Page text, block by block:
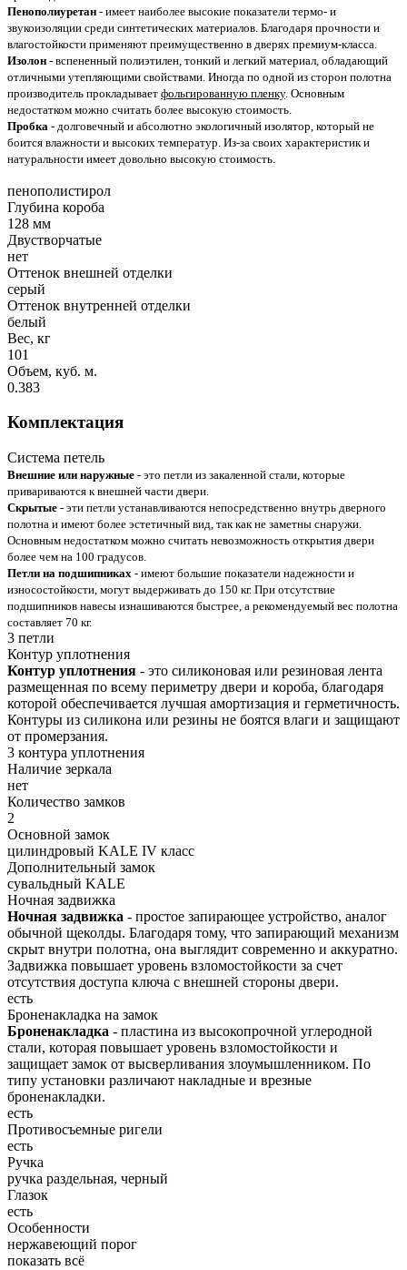
Пенополиуретан - имеет наиболее высокие показатели термо- и
звукоизоляции среди синтетических материалов. Благодаря прочности и
влагостойкости применяют преимущественно в дверях премиум-класса.
Изолон - вспененный полиэтилен, тонкий и легкий материал, обладающий
отличными утепляющими свойствами. Иногда по одной из сторон полотна
производитель прокладывает фольгированную пленку. Основным
недостатком можно считать более высокую стоимость.
Пробка - долговечный и абсолютно экологичный изолятор, который не
боится влажности и высоких температур. Из-за своих характеристик и
натуральности имеет довольно высокую стоимость.
пенополистирол
Глубина короба
128 мм
Двустворчатые
нет
Оттенок внешней отделки
серый
Оттенок внутренней отделки
белый
Вес, кг
101
Объем, куб. м.
0.383
Комплектация
Система петель
Внешние или наружные - это петли из закаленной стали, которые
привариваются к внешней части двери.
Скрытые - эти петли устанавливаются непосредственно внутрь дверного
полотна и имеют более эстетичный вид, так как не заметны снаружи.
Основным недостатком можно считать невозможность открытия двери
более чем на 100 градусов.
Петли на подшипниках - имеют большие показатели надежности и
износостойкости, могут выдерживать до 150 кг. При отсутствие
подшипников навесы изнашиваются быстрее, а рекомендуемый вес полотна
составляет 70 кг.
3 петли
Контур уплотнения
Контур уплотнения - это силиконовая или резиновая лента
размещенная по всему периметру двери и короба, благодаря
которой обеспечивается лучшая амортизация и герметичность.
Контуры из силикона или резины не боятся влаги и защищают
от промерзания.
3 контура уплотнения
Наличие зеркала
нет
Количество замков
2
Основной замок
цилиндровый KALE IV класс
Дополнительный замок
сувальдный KALE
Ночная задвижка
Ночная задвижка - простое запирающее устройство, аналог
обычной щеколды. Благодаря тому, что запирающий механизм
скрыт внутри полотна, она выглядит современно и аккуратно.
Задвижка повышает уровень взломостойкости за счет
отсутствия доступа ключа с внешней стороны двери.
есть
Броненакладка на замок
Броненакладка - пластина из высокопрочной углеродной
стали, которая повышает уровень взломостойкости и
защищает замок от высверливания злоумышленником. По
типу установки различают накладные и врезные
броненакладки.
есть
Противосъемные ригели
есть
Ручка
ручка раздельная, черный
Глазок
есть
Особенности
нержавеющий порог
показать всё